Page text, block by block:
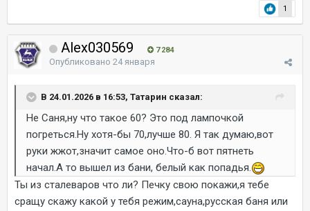
1
Alex030569 7 284
Опубликовано 24 января
В 24.01.2026 в 16:53, Татарин сказал:
Не Саня,ну что такое 60? Это под лампочкой
погреться.Ну хотя-бы 70,лучше 80. Я так думаю,вот
руки жжот,значит самое оно.Что-б вот пятнеть
начал.А то вышел из бани, белый как попадья.
Ты из сталеваров что ли? Печку свою покажи,я тебе
сращу скажу какой у тебя режим,сауна,русская баня или